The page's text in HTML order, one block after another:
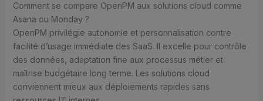
Comment se compare OpenPM aux solutions cloud comme
Asana ou Monday ?
OpenPM privilégie autonomie et personnalisation contre
facilité d’usage immédiate des SaaS. Il excelle pour contrôle
des données, adaptation fine aux processus métier et
maîtrise budgétaire long terme. Les solutions cloud
conviennent mieux aux déploiements rapides sans